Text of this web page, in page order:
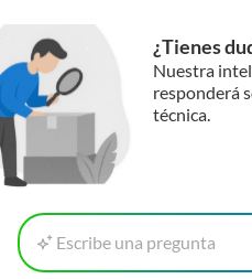
¿Tienes
Nuestra
responderá
técnica.
Escribe una pregunta